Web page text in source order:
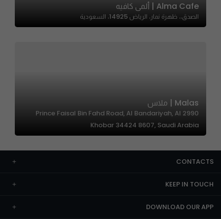
Alma Cafe | ألمى كافيه
الصدق،، ظهرة نمار، الرياض 14925، السعودية
Malas | ملاس
2990 Prince Faisal Bin Fahd Road, Al Bandariyah, Al
Khobar 34424 8607, Saudi Arabia
CONTACTS
KEEP IN TOUCH
DOWNLOAD OUR APP